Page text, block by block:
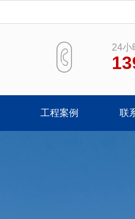
24小
工程案例 联